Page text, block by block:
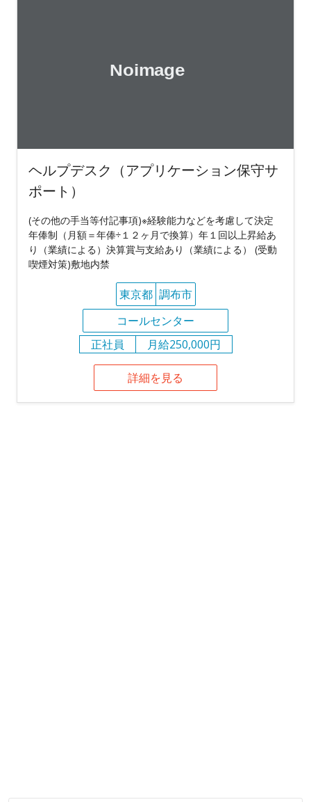
ヘルプデスク（アプリケーション保守サ
ポート）
(その他の手当等付記事項)※経験能力などを考慮して決定
年俸制（月額＝年俸÷１２ヶ月で換算）年１回以上昇給あ
り（業績による）決算賞与支給あり（業績による） (受動
喫煙対策)敷地内禁
東京都 調布市
コールセンター
正社員
月給250,000円
詳細を見る